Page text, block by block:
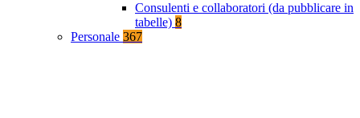
Consulenti e collaboratori (da pubblicare in
tabelle) 8
Personale 367